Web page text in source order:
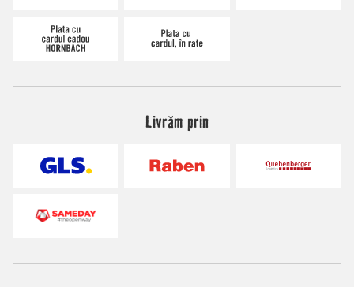
Livrăm prin